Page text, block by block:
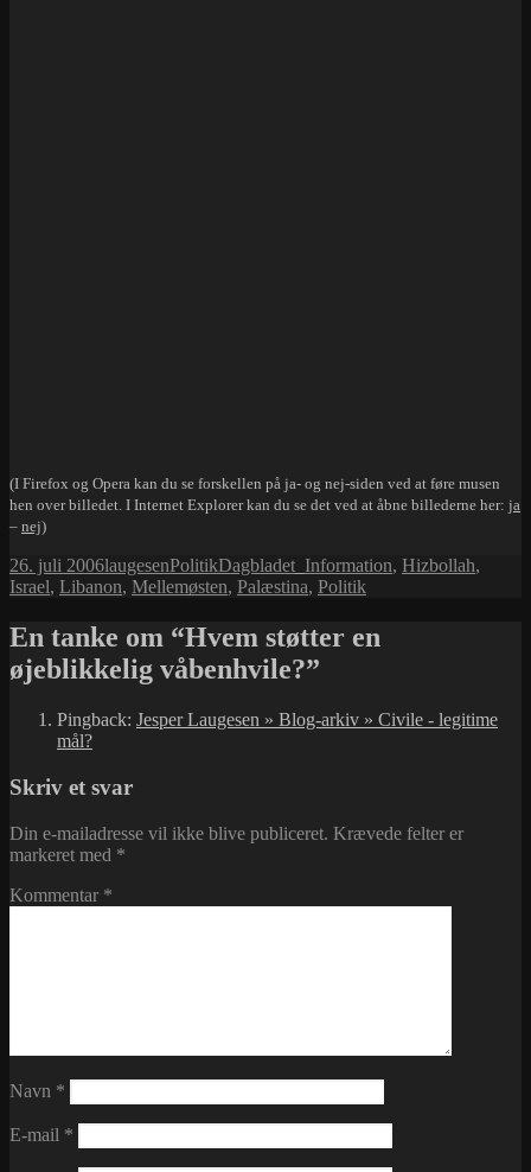
(I Firefox og Opera kan du se forskellen på ja- og nej-siden ved at føre musen
hen over billedet. I Internet Explorer kan du se det ved at åbne billederne her: ja
– nej)
Udgivet
i
26. juli 2006Forfatter
laugesenKategorier
PolitikTags
Dagbladet_Information, Hizbollah,
Israel, Libanon, Mellemøsten, Palæstina, Politik
En tanke om “Hvem støtter en
øjeblikkelig våbenhvile?”
Pingback: Jesper Laugesen » Blog-arkiv » Civile - legitime
mål?
Skriv et svar
Din e-mailadresse vil ikke blive publiceret. Krævede felter er
markeret med *
Kommentar *
Navn *
E-mail *